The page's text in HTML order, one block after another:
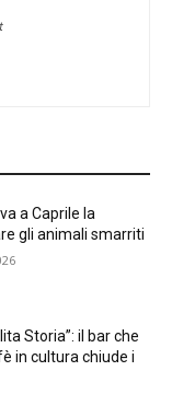
a Caprile la
gli animali smarriti
Storia”: il bar che
in cultura chiude i